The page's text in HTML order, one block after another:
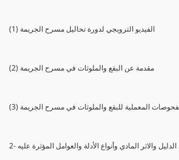
(1) الفيديو الترويجي لدورة تحاليل مسرح الجريمة
(2) مقدمة عن البقع والملوثات في مسرح الجريمة
الفحوصات المعملية للبقع والملوثات في مسرح الجريمة
الدليل والاثر المادي وأنواع الأدلة والعوامل المؤثرة عليه